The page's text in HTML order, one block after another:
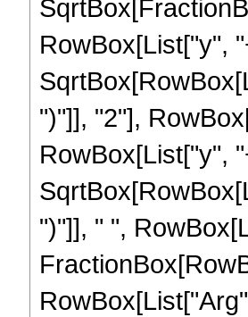
RowBox[List["y",
")"]], "2"],
RowBox[List["y",
")"]], " ",